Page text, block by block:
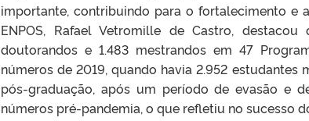
importante, contribuindo para o fortalecimento e
ENPOS, Rafael Vetromille de Castro, destacou
doutorandos e 1.483 mestrandos em 47
números de 2019, quando havia 2.952 estudantes
pós-graduação, após um período de evasão e
números pré-pandemia, o que refletiu no sucesso